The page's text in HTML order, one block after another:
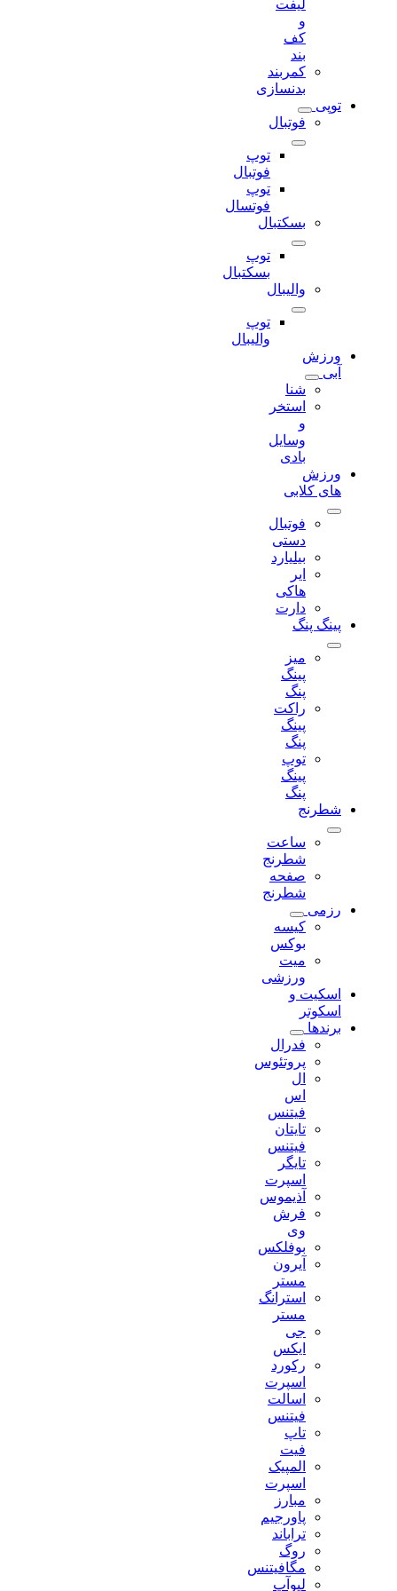
کمربند
بدنسازی
توپی
فوتبال
توپ
فوتبال
توپ
فوتسال
بسکتبال
توپ
بسکتبال
والیبال
توپ
والیبال
ورزش
شنا
استخر
وسایل
ورزش
های کلابی
فوتبال
دستی
بیلیارد
دارت
پینگ پنگ
میز
راکت
توپ
شطرنج
ساعت
شطرنج
صفحه
شطرنج
رزمی
کیسه
بوکس
میت
ورزشی
اسکیت و
اسکوتر
برندها
فدرال
پروتئوس
فیتنس
تایتان
فیتنس
تایگر
اسپرت
آذیموس
فرش
بوفلکس
آیرون
استرانگ
جی
رکورد
اسپرت
اسالت
فیتنس
تاپ
المپیک
اسپرت
مبارز
پاورجیم
تراباند
روگ
مگافیتنس
لیوآپ